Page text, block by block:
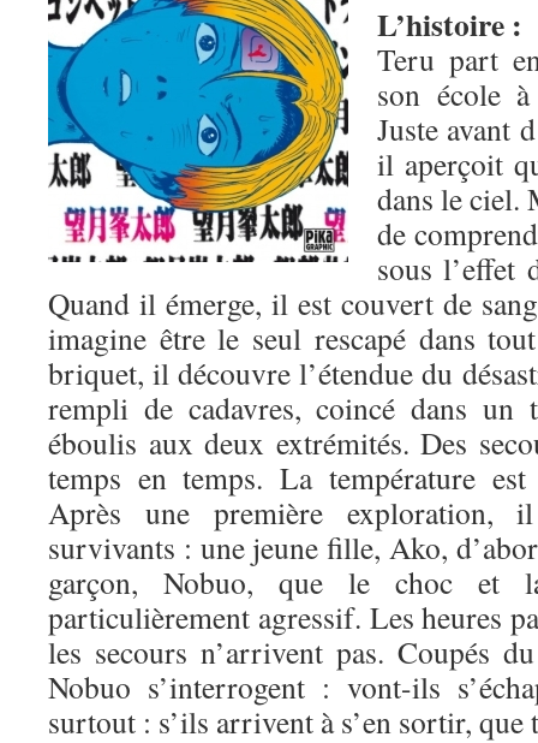
L’histoire :
Teru part
son école
Juste avant
il aperçoit
dans le ciel.
de
sous l’effet
Quand il émerge, il est couvert de
imagine être le seul rescapé dans
briquet, il découvre l’étendue du
rempli de cadavres, coincé dans un
éboulis aux deux extrémités. Des
temps en temps. La température est
Après une première exploration,
survivants : une jeune fille, Ako,
garçon, Nobuo, que le choc et
particulièrement agressif. Les heures
les secours n’arrivent pas. Coupés
Nobuo s’interrogent : vont-ils
surtout : s’ils arrivent à s’en sortir,